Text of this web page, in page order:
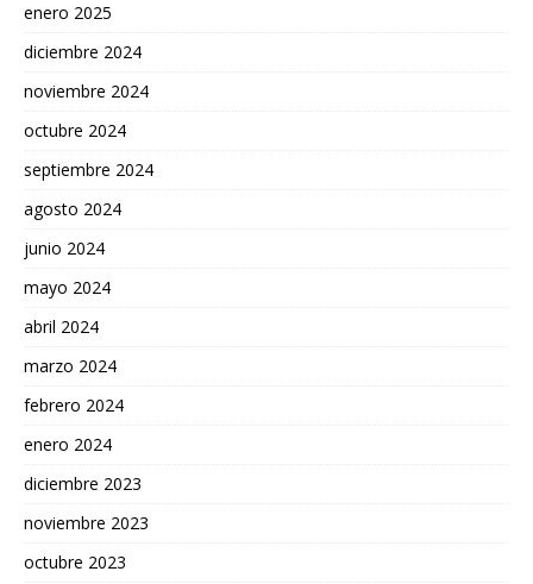
enero 2025
diciembre 2024
noviembre 2024
octubre 2024
septiembre 2024
agosto 2024
junio 2024
mayo 2024
abril 2024
marzo 2024
febrero 2024
enero 2024
diciembre 2023
noviembre 2023
octubre 2023